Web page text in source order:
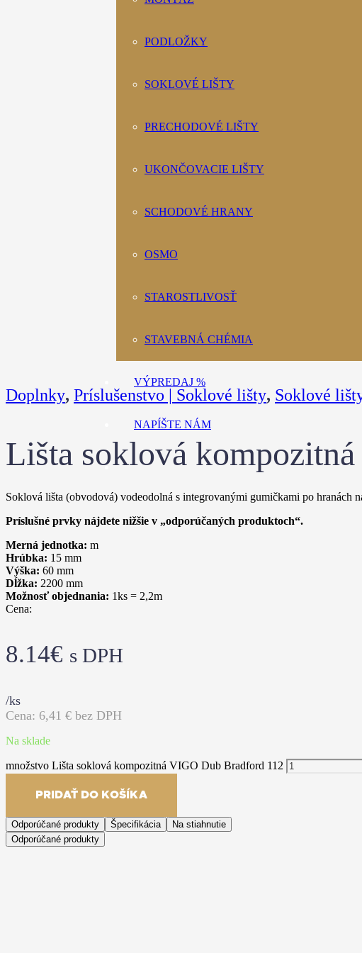
PODLOŽKY
SOKLOVÉ LIŠTY
PRECHODOVÉ LIŠTY
UKONČOVACIE LIŠTY
SCHODOVÉ HRANY
OSMO
STAROSTLIVOSŤ
STAVEBNÁ CHÉMIA
VÝPREDAJ %
NAPÍŠTE NÁM
Doplnky, Príslušenstvo | Soklové lišty, Soklové
Lišta soklová
Soklová lišta (obvodová) vodeodolná s integrovanými gumičkami po
Príslušné prvky nájdete nižšie v „odporúčaných produktoch“.
Merná jednotka: m
Hrúbka: 15 mm
Výška: 60 mm
Dĺžka: 2200 mm
Možnosť objednania: 1ks = 2,2m
Cena:
8.14€ s DPH
/ks
Cena: 6,41 € bez DPH
Na sklade
množstvo Lišta soklová kompozitná VIGO Dub Bradford 112
PRIDAŤ DO KOŠÍKA
Odporúčané produkty Špecifikácia
Na stiahnutie
Odporúčané produkty